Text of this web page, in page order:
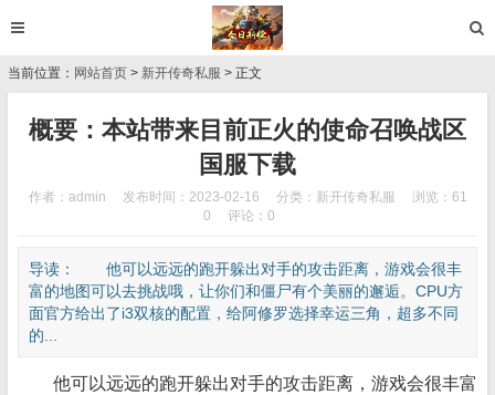
当前位置： 网站首页 > 新开传奇私服 > 正文
概要：本站带来目前正火的使命召唤战区
国服下载
作者：admin 发布时间：2023-02-16 分类： 新开传奇私服
浏览：61
0
评论：0
导读： 他可以远远的跑开躲出对手的攻击距离，游戏会很丰
富的地图可以去挑战哦，让你们和僵尸有个美丽的邂逅。CPU方
面官方给出了i3双核的配置，给阿修罗选择幸运三角，超多不同
的...
他可以远远的跑开躲出对手的攻击距离，游戏会很丰富